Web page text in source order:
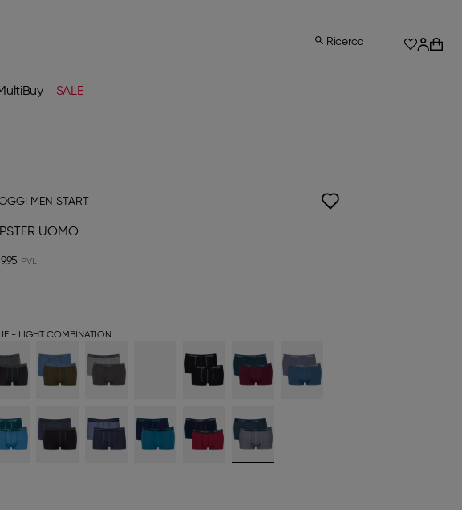
SALE
Ricerca
MEN START
UOMO
- LIGHT COMBINATION